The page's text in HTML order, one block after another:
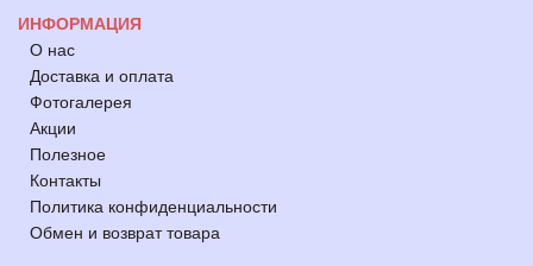
ИНФОРМАЦИЯ
О нас
Доставка и оплата
Фотогалерея
Акции
Полезное
Контакты
Политика конфиденциальности
Обмен и возврат товара